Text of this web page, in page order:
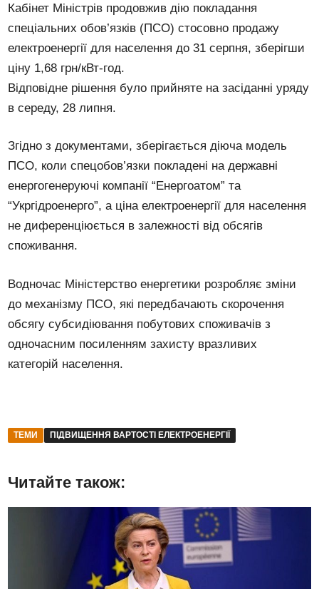
Кабінет Міністрів продовжив дію покладання
спеціальних обов’язків (ПСО) стосовно продажу
електроенергії для населення до 31 серпня, зберігши
ціну 1,68 грн/кВт-год.
Відповідне рішення було прийняте на засіданні уряду
в середу, 28 липня.
Згідно з документами, зберігається діюча модель
ПСО, коли спецобов’язки покладені на державні
енергогенеруючі компанії “Енергоатом” та
“Укргідроенерго”, а ціна електроенергії для населення
не диференціюється в залежності від обсягів
споживання.
Водночас Міністерство енергетики розробляє зміни
до механізму ПСО, які передбачають скорочення
обсягу субсидіювання побутових споживачів з
одночасним посиленням захисту вразливих
категорій населення.
ТЕМИ ПІДВИЩЕННЯ ВАРТОСТІ ЕЛЕКТРОЕНЕРГІЇ
Читайте також: